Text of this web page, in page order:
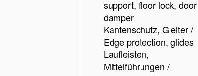
support, floor lock, door
damper
Kantenschutz, Gleiter /
Edge protection, glides
Laufleisten,
Mittelführungen /